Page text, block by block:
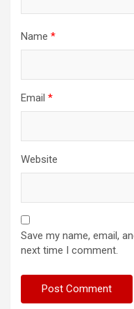
Name *
Email *
Website
Save my name, email,
next time I comment.